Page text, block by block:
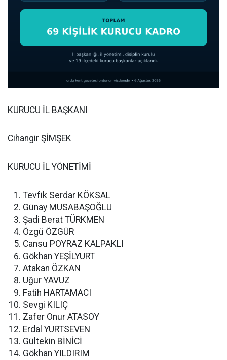
KURUCU İL BAŞKANI
Cihangir ŞİMŞEK
KURUCU İL YÖNETİMİ
Tevfik Serdar KÖKSAL
Günay MUSABAŞOĞLU
Şadi Berat TÜRKMEN
Özgü ÖZGÜR
Cansu POYRAZ KALPAKLI
Gökhan YEŞİLYURT
Atakan ÖZKAN
Uğur YAVUZ
Fatih HARTAMACI
Sevgi KILIÇ
Zafer Onur ATASOY
Erdal YURTSEVEN
Gültekin BİNİCİ
Gökhan YILDIRIM